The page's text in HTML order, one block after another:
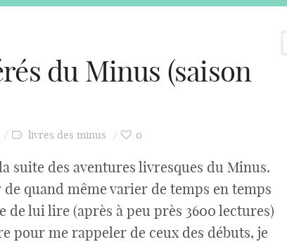
du Minus (saison
livres des minus 0
suite des aventures livresques du Minus.
quand même varier de temps en temps
de lui lire (après à peu près 3600 lectures)
pour me rappeler de ceux des débuts, je